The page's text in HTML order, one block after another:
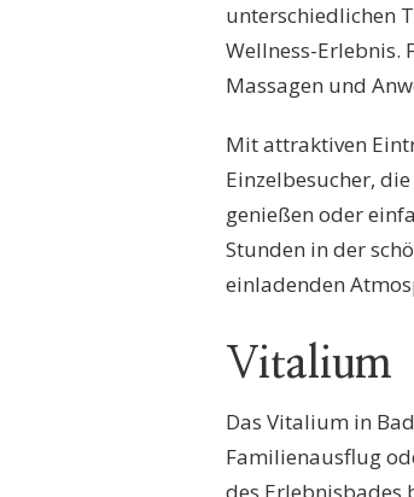
unterschiedlichen
Wellness-Erlebnis.
Massagen und
Mit attraktiven
Einzelbesucher,
genießen oder
Stunden in der
einladenden
Vitalium
Das Vitalium in
Familienausflug
des Erlebnisbades